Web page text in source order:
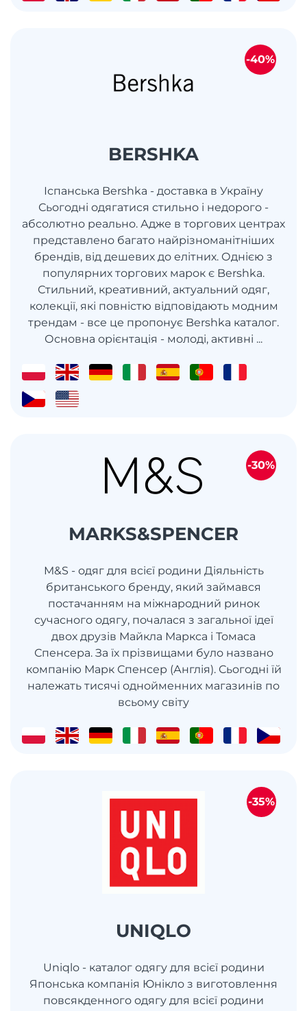
BERSHKA
Іспанська Bershka - доставка в Україну
Сьогодні одягатися стильно і недорого -
абсолютно реально. Адже в торгових центрах
представлено багато найрізноманітніших
брендів, від дешевих до елітних. Однією з
популярних торгових марок є Bershka.
Стильний, креативний, актуальний одяг,
колекції, які повністю відповідають модним
трендам - ​​все це пропонує Bershka каталог.
Основна орієнтація - молоді, активні ...
-40%
MARKS&SPENCER
M&S - одяг для всієї родини Діяльність
британського бренду, який займався
постачанням на міжнародний ринок
сучасного одягу, почалася з загальної ідеї
двох друзів Майкла Маркса і Томаса
Спенсера. За їх прізвищами було названо
компанію Марк Спенсер (Англія). Сьогодні їй
належать тисячі однойменних магазинів по
всьому світу
-30%
UNIQLO
Uniqlo - каталог одягу для всієї родини
Японська компанія Юнікло з виготовлення
повсякденного одягу для всієї родини
-35%